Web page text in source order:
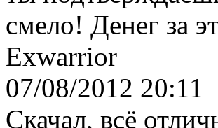
смело! Денег за
Exwarrior
07/08/2012 20:11
Скачал, всё